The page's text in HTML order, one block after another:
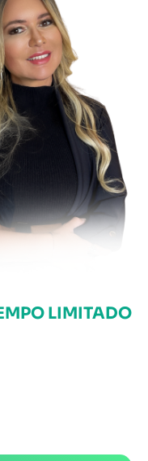
LIMITADO